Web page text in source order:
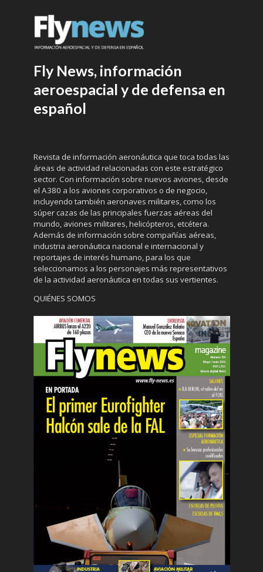
Fly News, información
aeroespacial y de defensa en
español
Revista de información aeronáutica que toca todas las
áreas de actividad relacionadas con este estratégico
sector. Con información sobre nuevos aviones, desde
el A380 a los aviones corporativos o de negocio,
incluyendo también aeronaves militares, como los
súper cazas de las principales fuerzas aéreas del
mundo, aviones militares, helicópteros, etcétera.
Además de información sobre compañías aéreas,
industria aeronáutica nacional e internacional y
reportajes de interés humano, para los que
seleccionamos a los personajes más representativos
de la actividad aeronáutica en todas sus vertientes.
QUIÉNES SOMOS